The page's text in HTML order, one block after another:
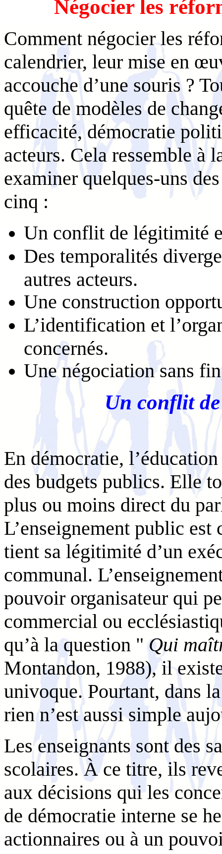
Négocier les
Comment négocier les
calendrier, leur mise en
accouche d’une souris ?
quête de modèles de
efficacité, démocratie
acteurs. Cela ressemble à
examiner quelques-uns
cinq :
Un conflit de légitimité
Des temporalités
autres acteurs.
Une construction
L’identification et
concernés.
Une négociation sans
Un conflit
En démocratie,
des budgets publics. Elle
plus ou moins direct du
L’enseignement public
tient sa légitimité d’un
communal.
pouvoir organisateur qui
commercial ou
qu’à la question "Qui
Montandon, 1988), il
univoque. Pourtant, dans
rien n’est aussi simple
Les enseignants sont des
scolaires. À ce titre, ils
aux décisions qui les
de démocratie interne se
actionnaires ou à un